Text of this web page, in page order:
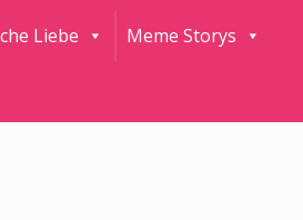
Liebe Meme Storys